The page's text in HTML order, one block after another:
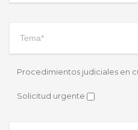
Procedimientos judiciales en
Solicitud urgente